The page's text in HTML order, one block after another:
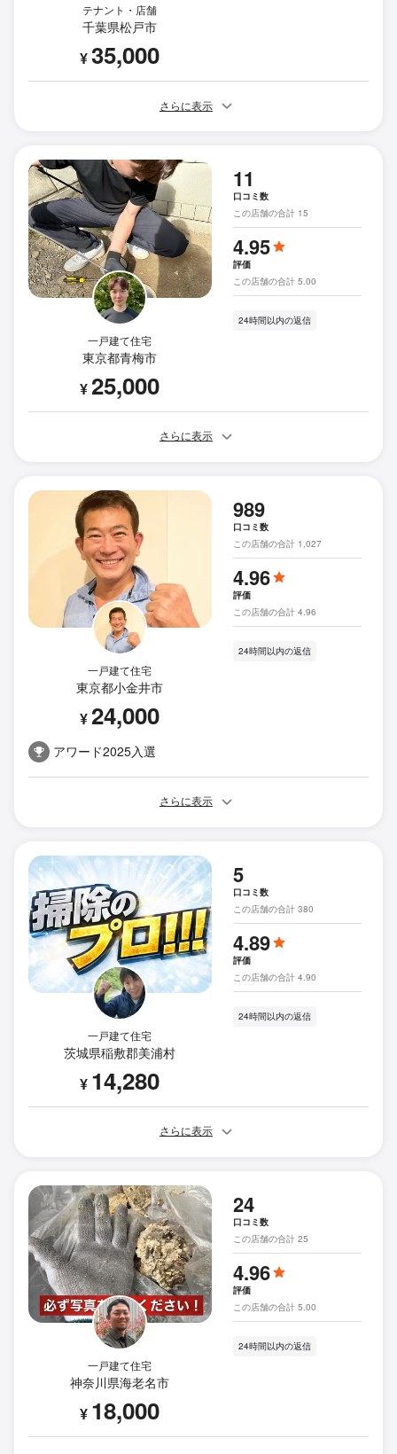
テナント・店舗
千葉県松戸市
¥35,000
さらに表示
一戸建て住宅
東京都青梅市
¥25,000
11
口コミ数
この店舗の合計 15
4.95
評価
この店舗の合計 5.00
24時間以内の返信
さらに表示
一戸建て住宅
東京都小金井市
¥24,000
アワード2025入選
989
口コミ数
この店舗の合計 1,027
4.96
評価
この店舗の合計 4.96
24時間以内の返信
さらに表示
一戸建て住宅
茨城県稲敷郡美浦村
¥ 14,280
5
口コミ数
この店舗の合計 380
4.89
評価
この店舗の合計 4.90
24時間以内の返信
さらに表示
一戸建て住宅
神奈川県海老名市
¥ 18,000
24
口コミ数
この店舗の合計 25
4.96
評価
この店舗の合計 5.00
24時間以内の返信